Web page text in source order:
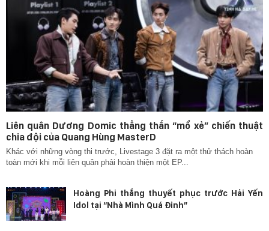
Liên quân Dương Domic thẳng thắn “mổ xẻ” chiến thuật
chia đội của Quang Hùng MasterD
Khác với những vòng thi trước, Livestage 3 đặt ra một thử thách hoàn
toàn mới khi mỗi liên quân phải hoàn thiện một EP...
Hoàng Phi thắng thuyết phục trước Hải Yến
Idol tại “Nhà Mình Quá Đỉnh”